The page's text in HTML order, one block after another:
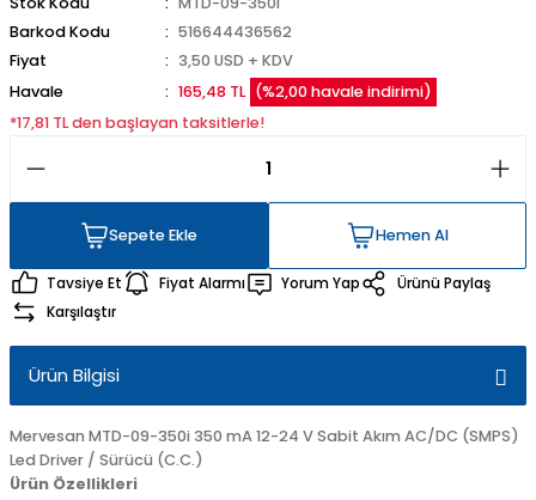
Barkod Kodu
516644436562
Fiyat
3,50 USD + KDV
Havale
165,48 TL (%2,00 havale indirimi)
*17,81 TL den başlayan taksitlerle!
Sepete Ekle
Hemen Al
Hemen Al
Tavsiye Et Fiyat Alarmı Yorum Yap
Ürünü Paylaş
Karşılaştır
Ürün Bilgisi
Mervesan MTD-09-350i 350 mA 12-24 V Sabit Akım AC/DC (SMPS)
Led Driver / Sürücü (C.C.)
Ürün Özellikleri